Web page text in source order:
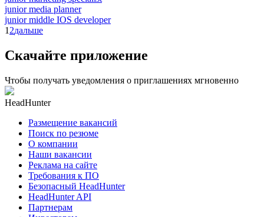
junior media planner
junior middle IOS developer
1 2дальше
Скачайте приложение
Чтобы получать уведомления о приглашениях мгновенно
HeadHunter
Размещение вакансий
Поиск по резюме
О компании
Наши вакансии
Реклама на сайте
Требования к ПО
Безопасный HeadHunter
HeadHunter API
Партнерам